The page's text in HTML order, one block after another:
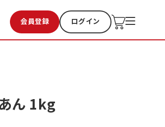
会員登録 ログイン
お気に入り 過去購入
ん 1kg